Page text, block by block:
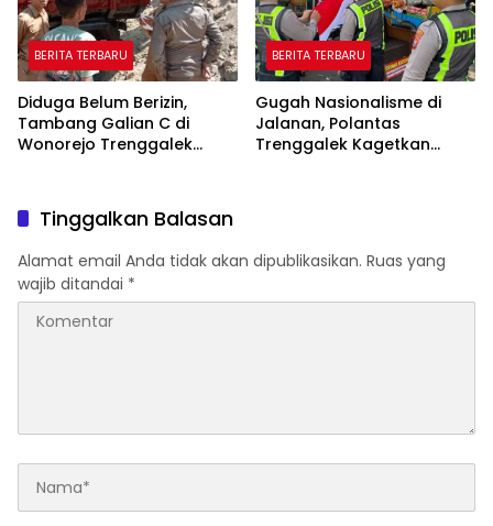
BERITA TERBARU
Diduga Belum Berizin,
Tambang Galian C di
Wonorejo Trenggalek
BERITA TERBARU
Gugah Nasionalisme di
Jalanan, Polantas
Trenggalek Kagetkan
Tinggalkan Balasan
Alamat email Anda tidak akan dipublikasikan. Ruas yang
wajib ditandai *